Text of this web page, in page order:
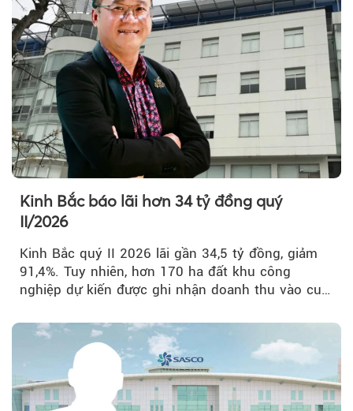
Kinh Bắc báo lãi hơn 34 tỷ đồng quý
II/2026
Kinh Bắc quý II 2026 lãi gần 34,5 tỷ đồng, giảm
91,4%. Tuy nhiên, hơn 170 ha đất khu công
nghiệp dự kiến được ghi nhận doanh thu vào cuối